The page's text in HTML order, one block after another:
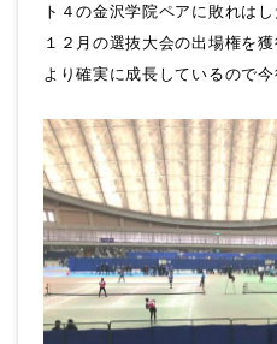
ト４の金沢学院ペアに敗れは
１２月の選抜大会の出場権を
より確実に成長しているので今